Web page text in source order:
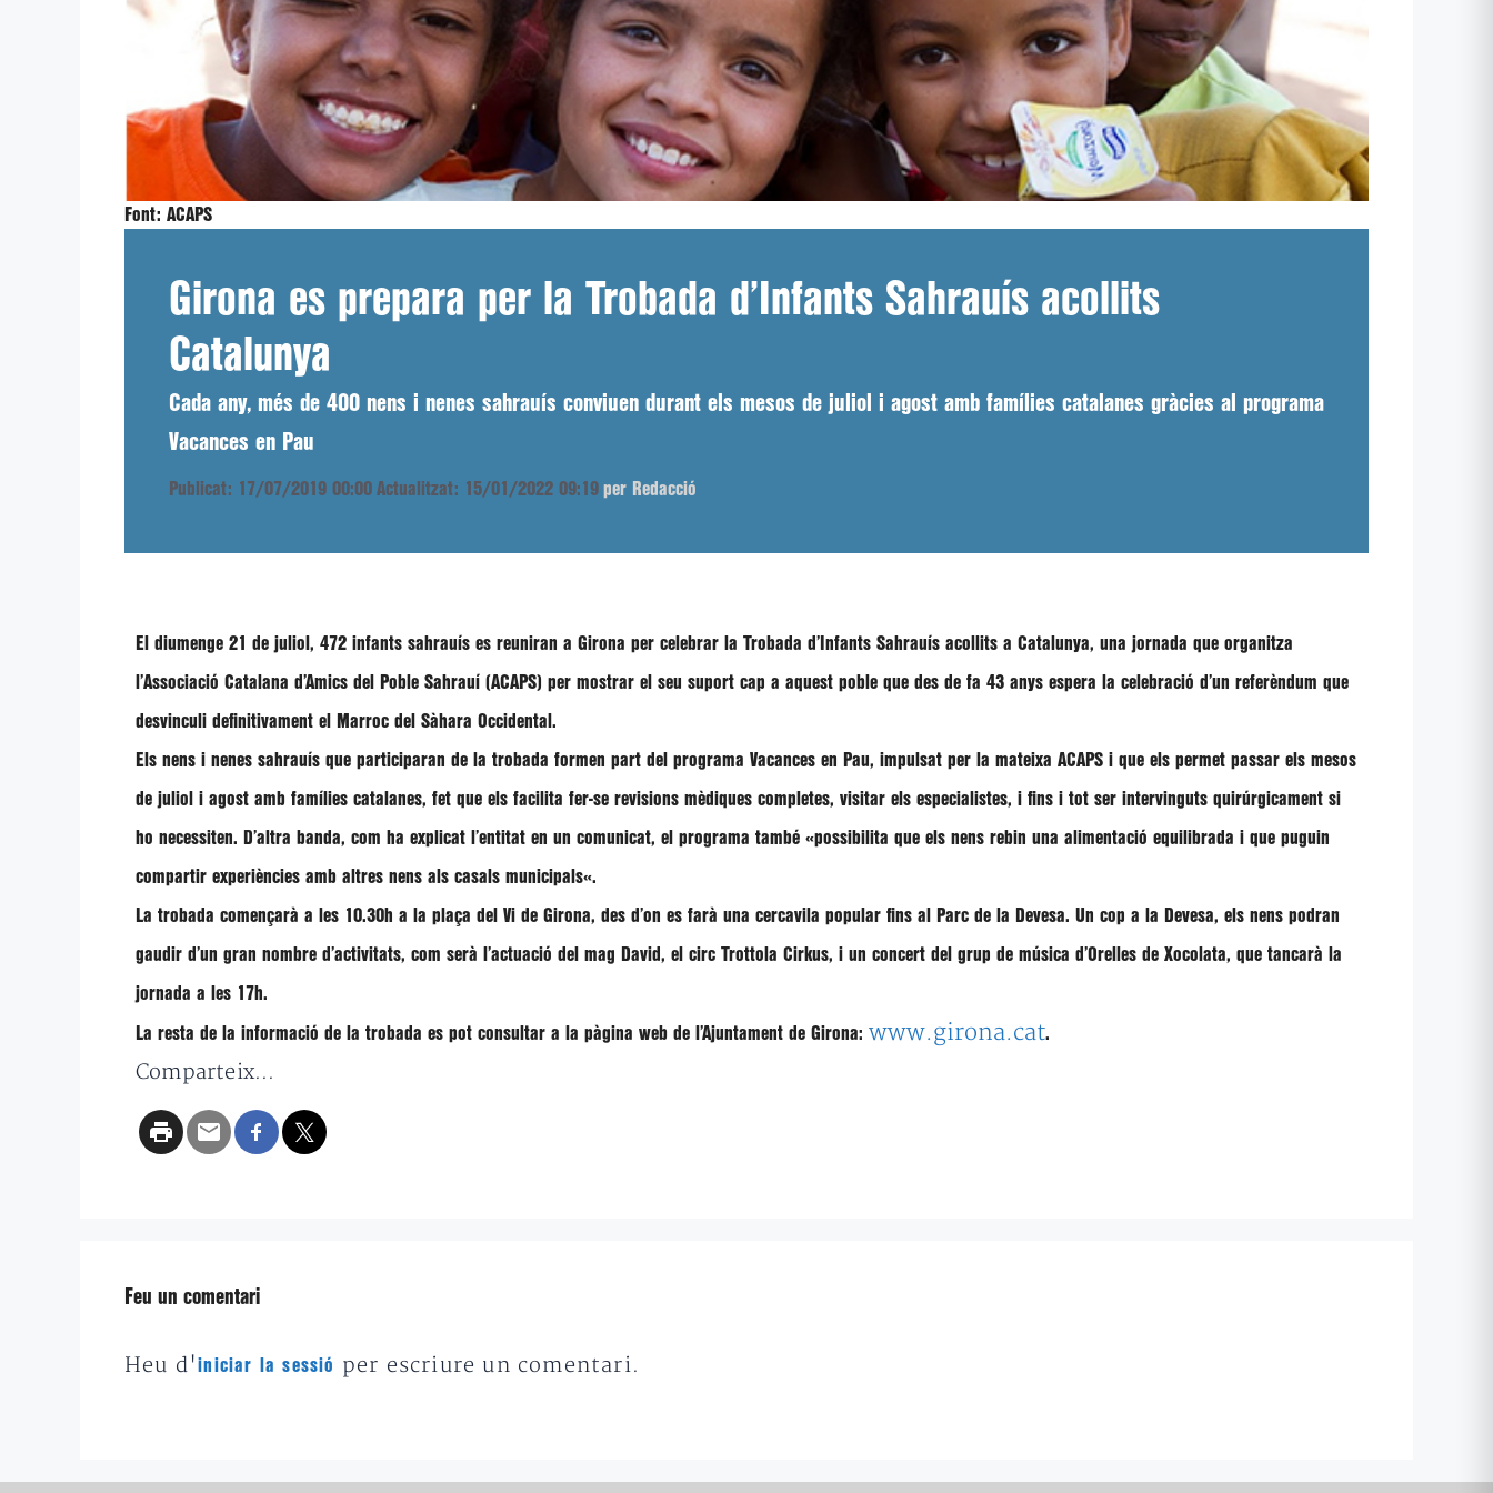
Font: ACAPS
Girona es prepara per la Trobada d’Infants Sahrauís acollits
Catalunya
Cada any, més de 400 nens i nenes sahrauís conviuen durant els mesos de juliol i agost amb famílies catalanes gràcies al programa
Vacances en Pau
Publicat: 17/07/2019 00:00 Actualitzat: 15/01/2022 09:19 per Redacció
El diumenge 21 de juliol , 472 infants sahrauís es reuniran a Girona per celebrar la Trobada d’Infants Sahrauís acollits a Catalunya, una jornada que organitza
l’Associació Catalana d’Amics del Poble Sahrauí (ACAPS) per mostrar el seu suport cap a aquest poble que des de fa 43 anys espera la celebració d’un referèndum que
desvinculi definitivament el Marroc del Sàhara Occidental.
Els nens i nenes sahrauís que participaran de la trobada formen part del programa Vacances en Pau, impulsat per la mateixa ACAPS i que els permet passar els mesos
de juliol i agost amb famílies catalanes, fet que els facilita fer-se revisions mèdiques completes, visitar els especialistes, i fins i tot ser intervinguts quirúrgicament si
ho necessiten. D’altra banda, com ha explicat l’entitat en un comunicat, el programa també «possibilita que els nens rebin una alimentació equilibrada i que puguin
compartir experiències amb altres nens als casals municipals«.
La trobada començarà a les 10.30h a la plaça del Vi de Girona, des d’on es farà una cercavila popular fins al Parc de la Devesa. Un cop a la Devesa, els nens podran
gaudir d’un gran nombre d’activitats, com serà l’actuació del mag David, el circ Trottola Cirkus, i un concert del grup de música d’Orelles de Xocolata, que tancarà la
jornada a les 17h.
La resta de la informació de la trobada es pot consultar a la pàgina web de l’Ajuntament de Girona: www.girona.cat.
Comparteix...
Feu un comentari
Heu d'iniciar la sessió per escriure un comentari.